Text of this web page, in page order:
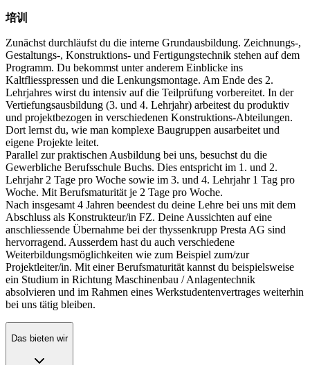
培训
Zunächst durchläufst du die interne Grundausbildung. Zeichnungs-,
Gestaltungs-, Konstruktions- und Fertigungstechnik stehen auf dem
Programm. Du bekommst unter anderem Einblicke ins
Kaltfliesspressen und die Lenkungsmontage. Am Ende des 2.
Lehrjahres wirst du intensiv auf die Teilprüfung vorbereitet. In der
Vertiefungsausbildung (3. und 4. Lehrjahr) arbeitest du produktiv
und projektbezogen in verschiedenen Konstruktions-Abteilungen.
Dort lernst du, wie man komplexe Baugruppen ausarbeitet und
eigene Projekte leitet.
Parallel zur praktischen Ausbildung bei uns, besuchst du die
Gewerbliche Berufsschule Buchs. Dies entspricht im 1. und 2.
Lehrjahr 2 Tage pro Woche sowie im 3. und 4. Lehrjahr 1 Tag pro
Woche. Mit Berufsmaturität je 2 Tage pro Woche.
Nach insgesamt 4 Jahren beendest du deine Lehre bei uns mit dem
Abschluss als Konstrukteur/in FZ. Deine Aussichten auf eine
anschliessende Übernahme bei der thyssenkrupp Presta AG sind
hervorragend. Ausserdem hast du auch verschiedene
Weiterbildungsmöglichkeiten wie zum Beispiel zum/zur
Projektleiter/in. Mit einer Berufsmaturität kannst du beispielsweise
ein Studium in Richtung Maschinenbau / Anlagentechnik
absolvieren und im Rahmen eines Werkstudentenvertrages weiterhin
bei uns tätig bleiben.
Das bieten wir